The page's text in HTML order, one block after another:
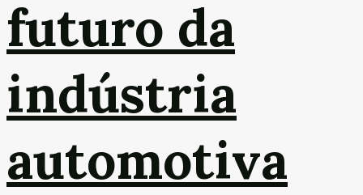
futuro da
indústria
automotiva